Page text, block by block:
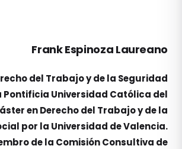
Frank Espinoza Laureano
del Trabajo y de la Seguridad
Pontificia Universidad Católica del
en Derecho del Trabajo y de la
por la Universidad de Valencia.
de la Comisión Consultiva de